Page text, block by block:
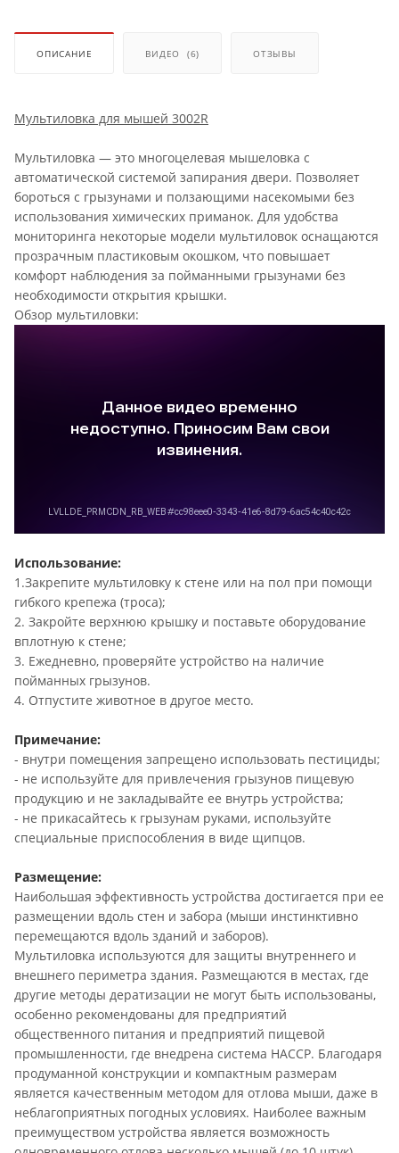
ОПИСАНИЕ ВИДЕО (6) ОТЗЫВЫ
Мультиловка для мышей 3002R
Мультиловка — это многоцелевая мышеловка с
автоматической системой запирания двери. Позволяет
бороться с грызунами и ползающими насекомыми без
использования химических приманок. Для удобства
мониторинга некоторые модели мультиловок оснащаются
прозрачным пластиковым окошком, что повышает
комфорт наблюдения за пойманными грызунами без
необходимости открытия крышки.
Обзор мультиловки:
Использование:
1.Закрепите мультиловку к стене или на пол при помощи
гибкого крепежа (троса);
2. Закройте верхнюю крышку и поставьте оборудование
вплотную к стене;
3. Ежедневно, проверяйте устройство на наличие
пойманных грызунов.
4. Отпустите животное в другое место.
Примечание:
- внутри помещения запрещено использовать пестициды;
- не используйте для привлечения грызунов пищевую
продукцию и не закладывайте ее внутрь устройства;
- не прикасайтесь к грызунам руками, используйте
специальные приспособления в виде щипцов.
Размещение:
Наибольшая эффективность устройства достигается при ее
размещении вдоль стен и забора (мыши инстинктивно
перемещаются вдоль зданий и заборов).
Мультиловка используются для защиты внутреннего и
внешнего периметра здания. Размещаются в местах, где
другие методы дератизации не могут быть использованы,
особенно рекомендованы для предприятий
общественного питания и предприятий пищевой
промышленности, где внедрена система HACCP. Благодаря
продуманной конструкции и компактным размерам
является качественным методом для отлова мыши, даже в
неблагоприятных погодных условиях. Наиболее важным
преимуществом устройства является возможность